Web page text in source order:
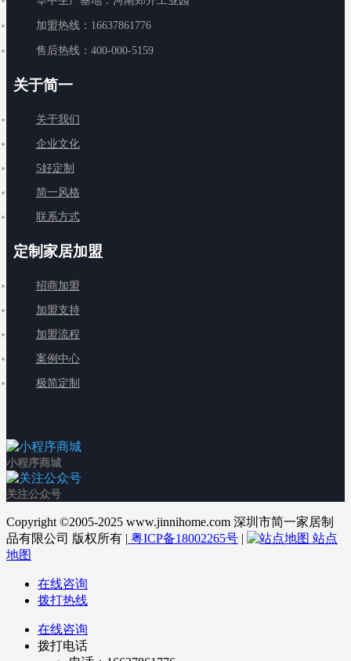
加盟热线：16637861776
售后热线：400-000-5159
关于简一
关于我们
企业文化
5好定制
简一风格
联系方式
定制家居加盟
招商加盟
加盟支持
加盟流程
案例中心
极简定制
小程序商城
关注公众号
Copyright ©2005-2025 www.jinnihome.com 深圳市简一家居制
品有限公司 版权所有 | 粤ICP备18002265号 |
站点
地图
在线咨询
拨打热线
在线咨询
拨打电话